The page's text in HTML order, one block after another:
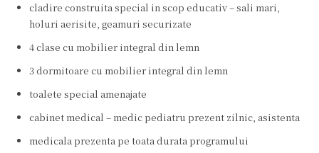
cladire construita special in scop educativ – sali mari,
holuri aerisite, geamuri securizate
4 clase cu mobilier integral din lemn
3 dormitoare cu mobilier integral din lemn
toalete special amenajate
cabinet medical – medic pediatru prezent zilnic, asistenta
medicala prezenta pe toata durata programului